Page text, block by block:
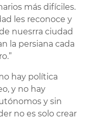
más difíciles.
les reconoce y
nuesrra ciudad
la persiana cada
hay política
y no hay
y sin
no es solo crear